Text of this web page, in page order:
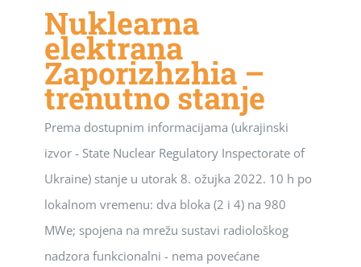
Nuklearna
elektrana
Zaporizhzhia –
trenutno stanje
Prema dostupnim informacijama (ukrajinski
izvor - State Nuclear Regulatory Inspectorate of
Ukraine) stanje u utorak 8. ožujka 2022. 10 h po
lokalnom vremenu: dva bloka (2 i 4) na 980
MWe; spojena na mrežu sustavi radiološkog
nadzora funkcionalni - nema povećane